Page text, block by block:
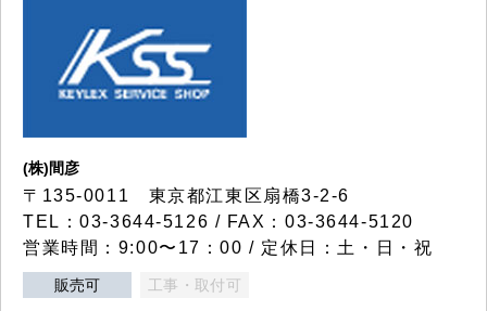
(株)間彦
〒135-0011 東京都江東区扇橋3-2-6
TEL：03-3644-5126 / FAX：03-3644-5120
営業時間：9:00〜17：00 / 定休日：土・日・祝
販売可 工事・取付可